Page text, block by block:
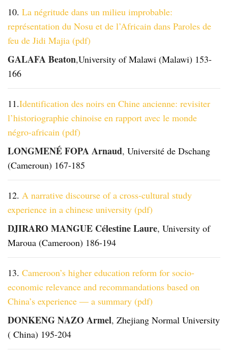
10. La négritude dans un milieu improbable:
représentation du Nosu et de l’Africain dans Paroles de
feu de Jidi Majia (pdf)
GALAFA Beaton,University of Malawi (Malawi) 153-
166
11.Identification des noirs en Chine ancienne: revisiter
l’historiographie chinoise en rapport avec le monde
négro-africain (pdf)
LONGMENÉ FOPA Arnaud, Université de Dschang
(Cameroun) 167-185
12. A narrative discourse of a cross-cultural study
experience in a chinese university (pdf)
DJIRARO MANGUE Célestine Laure, University of
Maroua (Cameroon) 186-194
13. Cameroon’s higher education reform for socio-
economic relevance and recommandations based on
China’s experience — a summary (pdf)
DONKENG NAZO Armel, Zhejiang Normal University
( China) 195-204